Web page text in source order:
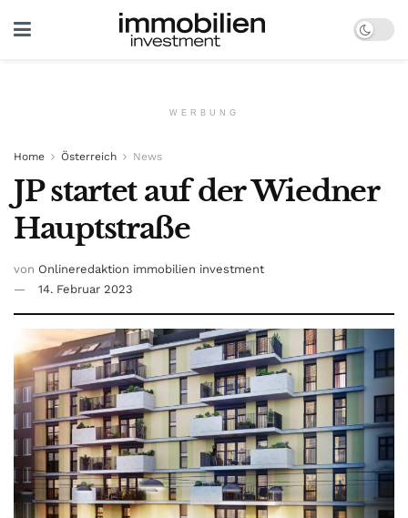
WERBUNG
Home Österreich News
JP startet auf der Wiedner
Hauptstraße
von Onlineredaktion immobilien investment
14. Februar 2023